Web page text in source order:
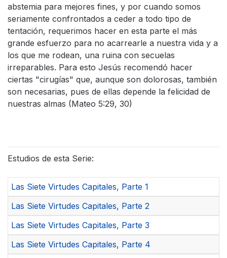
abstemia para mejores fines, y por cuando somos
seriamente confrontados a ceder a todo tipo de
tentación, requerimos hacer en esta parte el más
grande esfuerzo para no acarrearle a nuestra vida y a
los que me rodean, una ruina con secuelas
irreparables. Para esto Jesús recomendó hacer
ciertas "cirugías" que, aunque son dolorosas, también
son necesarias, pues de ellas depende la felicidad de
nuestras almas (Mateo 5:29, 30)
Estudios de esta Serie:
Las Siete Virtudes Capitales, Parte 1
Las Siete Virtudes Capitales, Parte 2
Las Siete Virtudes Capitales, Parte 3
Las Siete Virtudes Capitales, Parte 4